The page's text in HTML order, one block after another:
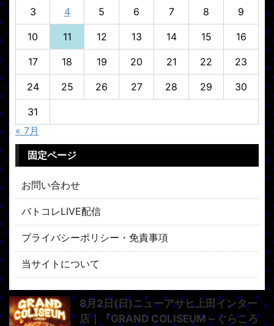
3 4 5 6 7 8 9
10 11 12 13 14 15 16
17 18 19 20 21 22 23
24 25 26 27 28 29 30
31
« 7月
固定ページ
お問い合わせ
バトコレLIVE配信
プライバシーポリシー・免責事項
当サイトについて
8月2日(日)ニューアサヒ上田インター
店｜『GRAND COLISEUM～ぐらころ